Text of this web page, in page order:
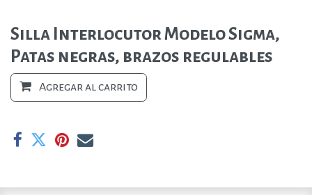
Silla Interlocutor Modelo Sigma,
Patas negras, brazos regulables
Agregar al carrito